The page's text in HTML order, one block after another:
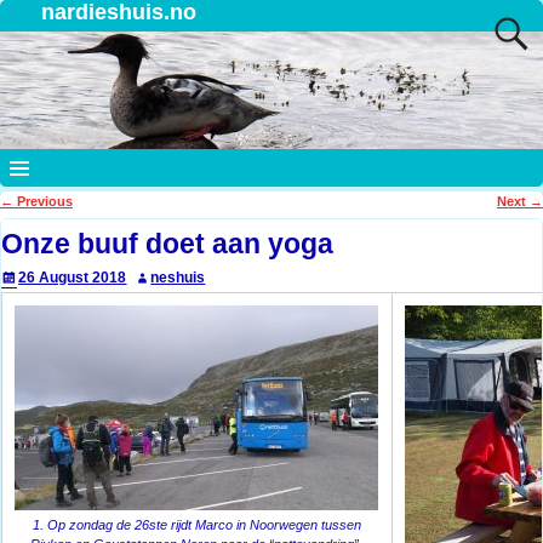
nardieshuis.no
Post navigation
← Previous Next →
Onze buuf doet aan yoga
26 August 2018 neshuis
1. Op zondag de 26ste rijdt Marco in Noorwegen tussen